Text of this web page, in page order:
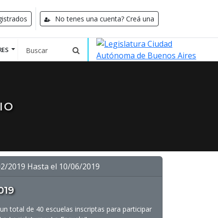
No tenes una cuenta? Creá una
2019 Hasta el 10/06/2019
total de 40 escuelas inscriptas para participar